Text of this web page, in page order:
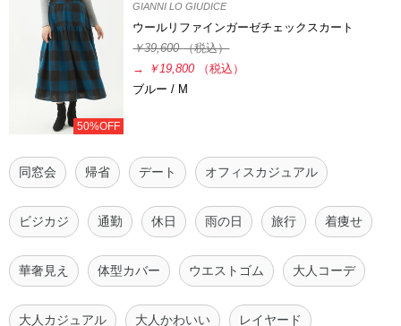
50%OFF
GIANNI LO GIUDICE
ウールリファインガーゼチェックスカート
￥39,600（税込）
→
￥19,800
（税込）
ブルー / M
同窓会 帰省 デート オフィスカジュアル
ビジカジ 通勤 休日 雨の日 旅行 着痩せ
華奢見え 体型カバー ウエストゴム 大人コーデ
大人カジュアル 大人かわいい レイヤード